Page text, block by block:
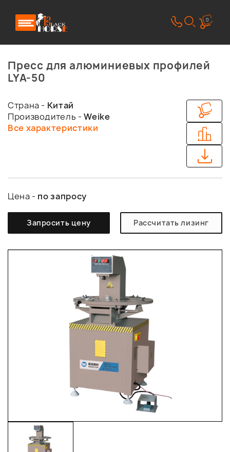
0
Пресс для алюминиевых профилей
LYA-50
Страна - Китай
Производитель -Weike
Все характеристики
Цена - по запросу
Запросить цену Рассчитать лизинг